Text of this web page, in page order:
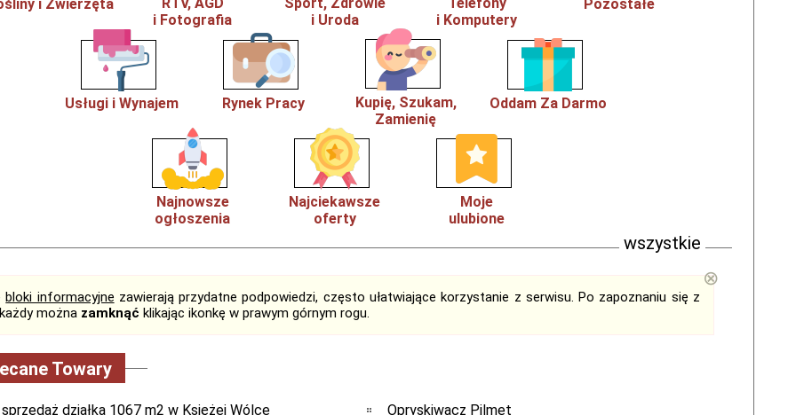
i Zwierzęta
i Fotografia
i Uroda
i Komputery
Pozostałe
Usługi i Wynajem Rynek Pracy
Kupię, Szukam,
Zamienię
Oddam Za Darmo
Najnowsze
ogłoszenia
Najciekawsze
oferty
Moje
ulubione
wszystkie
bloki informacyjne zawierają przydatne podpowiedzi, często ułatwiające korzystanie z serwisu. Po zapoznaniu się z
można zamknąć klikając ikonkę w prawym górnym rogu.
⊗
Towary
sprzedaż działka 1067 m2 w Księżej Wólce
Opryskiwacz Pilmet